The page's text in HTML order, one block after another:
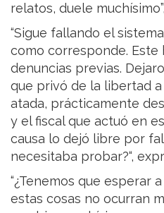
relatos, duele
“Sigue fallando el
como corresponde. Este
denuncias previas.
que privó de la libertad
atada, prácticamente
y el fiscal que actuó en
causa lo dejó libre por
necesitaba probar?“,
“¿Tenemos que esperar
estas cosas no ocurran